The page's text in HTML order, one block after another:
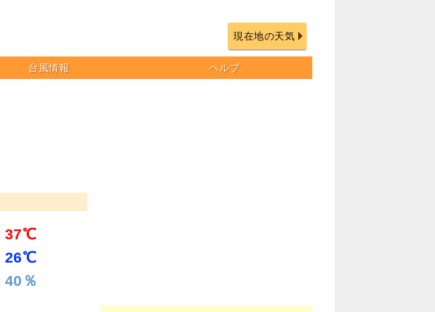
現在地の天気
台風情報 ヘルプ
37℃
26℃
40％